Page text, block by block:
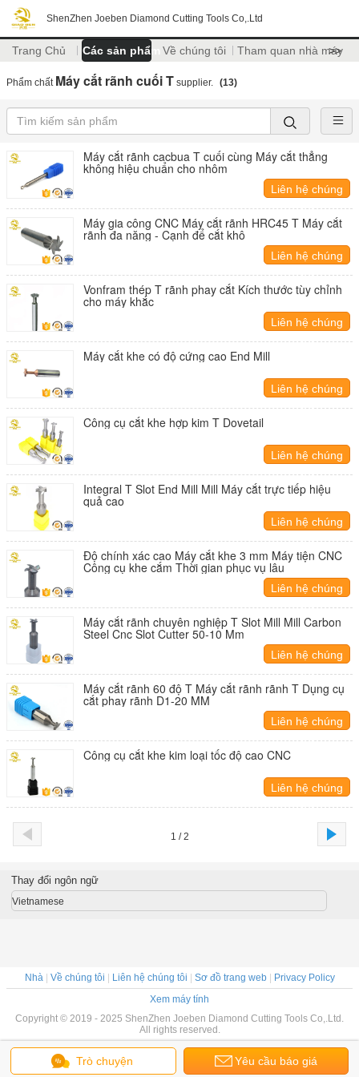
ShenZhen Joeben Diamond Cutting Tools Co,.Ltd
Trang Chủ Các sản phẩm Về chúng tôi Tham quan nhà máy
>>
Phẩm chất Máy cắt rãnh cuối T supplier. (13)
Máy cắt rãnh cacbua T cuối cùng Máy cắt thẳng
không hiệu chuẩn cho nhôm
Liên hệ chúng
tôi
Máy gia công CNC Máy cắt rãnh HRC45 T Máy cắt
rãnh đa năng - Cạnh để cắt khô
Liên hệ chúng
tôi
Vonfram thép T rãnh phay cắt Kích thước tùy chỉnh
cho máy khắc
Liên hệ chúng
tôi
Máy cắt khe có độ cứng cao End Mill
Liên hệ chúng
tôi
Công cụ cắt khe hợp kim T Dovetail
Liên hệ chúng
tôi
Integral T Slot End Mill Mill Máy cắt trực tiếp hiệu
quả cao
Liên hệ chúng
tôi
Độ chính xác cao Máy cắt khe 3 mm Máy tiện CNC
Công cụ khe cắm Thời gian phục vụ lâu
Liên hệ chúng
tôi
Máy cắt rãnh chuyên nghiệp T Slot Mill Mill Carbon
Steel Cnc Slot Cutter 50-10 Mm
Liên hệ chúng
tôi
Máy cắt rãnh 60 độ T Máy cắt rãnh rãnh T Dụng cụ
cắt phay rãnh D1-20 MM
Liên hệ chúng
tôi
Công cụ cắt khe kim loại tốc độ cao CNC
Liên hệ chúng
tôi
1 / 2
Trò chuyện Yêu cầu báo giá
Thay đổi ngôn ngữ
Vietnamese
Nhà| Về chúng tôi Liên hệ chúng tôi Sơ đồ trang web|
Privacy Policy
Xem máy tính
Copyright © 2019 - 2025 ShenZhen Joeben Diamond Cutting Tools Co,.Ltd.
All rights reserved.